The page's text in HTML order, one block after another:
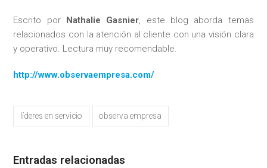
Escrito por Nathalie Gasnier, este blog aborda temas
relacionados con la atención al cliente con una visión clara
y operativo. Lectura muy recomendable.
http://www.observaempresa.com/
líderes en servicio observa empresa
Entradas relacionadas